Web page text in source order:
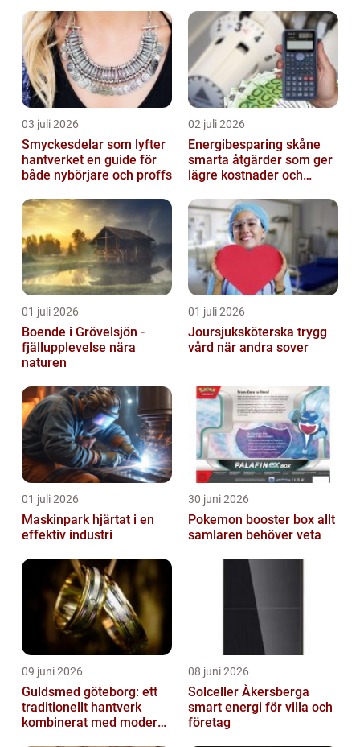
03 juli 2026
Smyckesdelar som lyfter
hantverket en guide för
både nybörjare och proffs
02 juli 2026
Energibesparing skåne
smarta åtgärder som ger
lägre kostnader och
01 juli 2026
Boende i Grövelsjön -
fjällupplevelse nära
naturen
01 juli 2026
Joursjuksköterska trygg
vård när andra sover
01 juli 2026
Maskinpark hjärtat i en
effektiv industri
30 juni 2026
Pokemon booster box allt
samlaren behöver veta
09 juni 2026
Guldsmed göteborg: ett
traditionellt hantverk
kombinerat med modern
08 juni 2026
Solceller Åkersberga
smart energi för villa och
företag